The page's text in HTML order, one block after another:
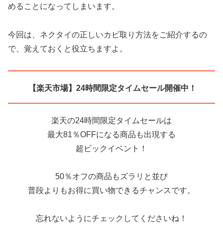
めることになってしまいます。
今回は、ネクタイの正しいカビ取り方法をご紹介するの
で、覚えておくと役立ちますよ。
【楽天市場】24時間限定タイムセール開催中！
楽天の24時間限定タイムセールは
最大81％OFFになる商品も出現する
超ビックイベント！
50％オフの商品もズラリと並び
普段よりもお得に買い物できるチャンスです。
忘れないようにチェックしてくださいね！